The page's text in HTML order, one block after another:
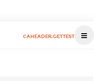
CAHEADER.GETTEST